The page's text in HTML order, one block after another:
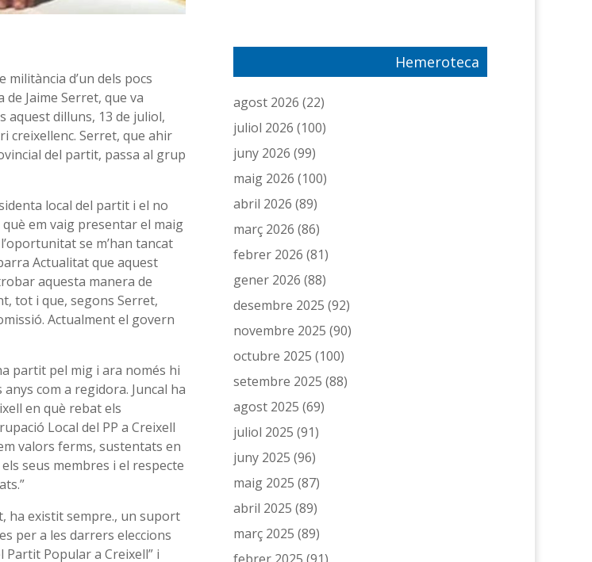
d’un dels pocs
Jaime Serret, que va
aquest dilluns, 13 de juliol,
creixellenc. Serret, que ahir
del partit, passa al grup
local del partit i el no
em vaig presentar el maig
se m’han tancat
Actualitat que aquest
aquesta manera de
tot i que, segons Serret,
Actualment el govern
partit pel mig i ara només hi
com a regidora. Juncal ha
en què rebat els
Local del PP a Creixell
valors ferms, sustentats en
seus membres i el respecte
ha existit sempre., un suport
per a les darrers eleccions
Popular a Creixell” i
Hemeroteca
agost 2026 (22)
juliol 2026 (100)
juny 2026 (99)
maig 2026 (100)
abril 2026 (89)
març 2026 (86)
febrer 2026 (81)
gener 2026 (88)
desembre 2025 (92)
novembre 2025 (90)
octubre 2025 (100)
setembre 2025 (88)
agost 2025 (69)
juliol 2025 (91)
juny 2025 (96)
maig 2025 (87)
abril 2025 (89)
març 2025 (89)